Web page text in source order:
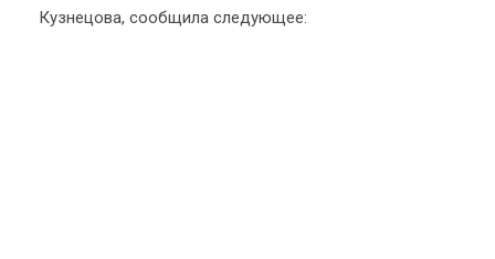
Кузнецова, сообщила следующее: